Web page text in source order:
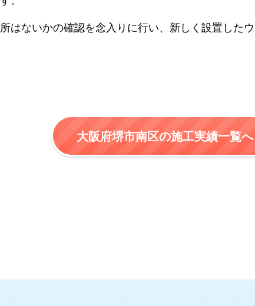
はないかの確認を念入りに行い、新しく設置した
大阪府堺市南区の施工実績一覧へ